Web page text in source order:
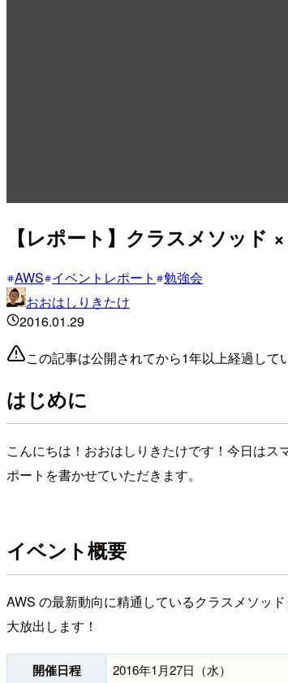
【レポート】クラスメソッ
AWS イベントレポート
勉強会
おおはしりきたけ
2016.01.29
この記事は公開されてから1年以上経過して
はじめに
こんにちは！おおはしりきたけです！今日はス
ポートを書かせていただきます。
イベント概要
AWS の最新動向に精通しているクラスメソッ
大放出します！
開催日程 2016年1月27日（水）